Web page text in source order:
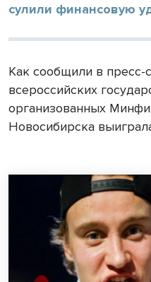
сулили финансовую
Как сообщили в пресс-
всероссийских
организованных
Новосибирска